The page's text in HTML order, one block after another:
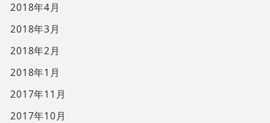
2018年4月
2018年3月
2018年2月
2018年1月
2017年11月
2017年10月